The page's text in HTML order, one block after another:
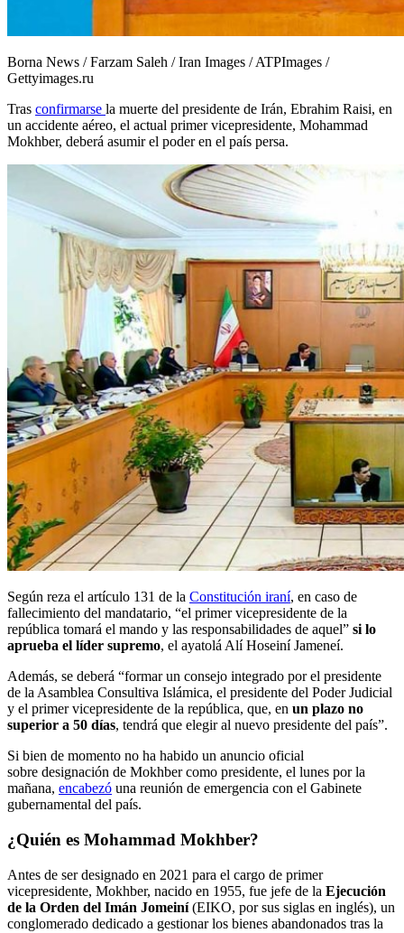
Borna News / Farzam Saleh / Iran Images / ATPImages /
Gettyimages.ru
Tras confirmarse la muerte del presidente de Irán, Ebrahim Raisi, en
un accidente aéreo, el actual primer vicepresidente, Mohammad
Mokhber, deberá asumir el poder en el país persa.
Según reza el artículo 131 de la Constitución iraní, en caso de
fallecimiento del mandatario, “el primer vicepresidente de la
república tomará el mando y las responsabilidades de aquel” si lo
aprueba el líder supremo, el ayatolá Alí Hoseiní Jameneí.
Además, se deberá “formar un consejo integrado por el presidente
de la Asamblea Consultiva Islámica, el presidente del Poder Judicial
y el primer vicepresidente de la república, que, en un plazo no
superior a 50 días, tendrá que elegir al nuevo presidente del país”.
Si bien de momento no ha habido un anuncio oficial
sobre designación de Mokhber como presidente, el lunes por la
mañana, encabezó una reunión de emergencia con el Gabinete
gubernamental del país.
¿Quién es Mohammad Mokhber?
Antes de ser designado en 2021 para el cargo de primer
vicepresidente, Mokhber, nacido en 1955, fue jefe de la Ejecución
de la Orden del Imán Jomeiní(EIKO, por sus siglas en inglés), un
conglomerado dedicado a gestionar los bienes abandonados tras la